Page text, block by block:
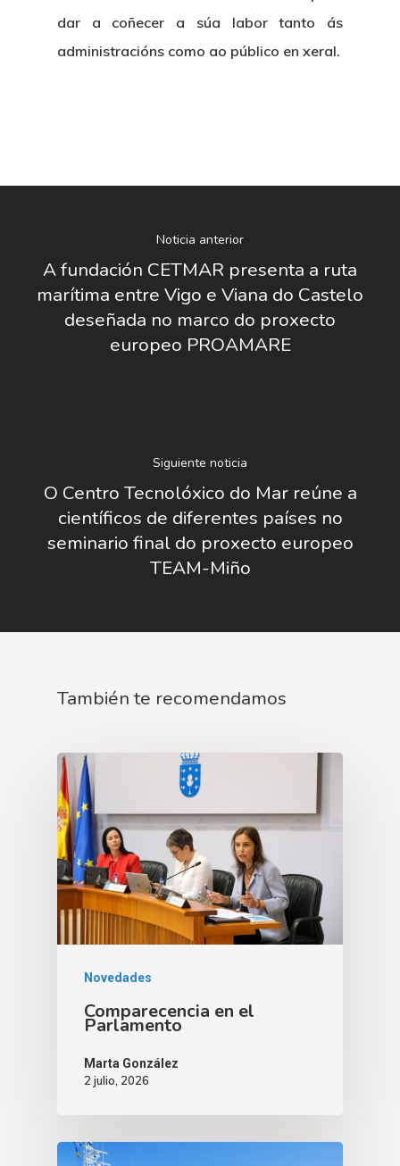
dar a coñecer a súa labor tanto ás
administracións como ao público en xeral.
Noticia anterior
A fundación CETMAR presenta a ruta
marítima entre Vigo e Viana do Castelo
deseñada no marco do proxecto
europeo PROAMARE
Siguiente noticia
O Centro Tecnolóxico do Mar reúne a
científicos de diferentes países no
seminario final do proxecto europeo
TEAM-Miño
También te recomendamos
Novedades
Comparecencia en el
Parlamento
Marta González
2 julio, 2026
Nosotros
Organización
Novedades
Memoria
Centro De
Boletín De Noticias
Empleo
Licitaciones
Gobierno
Plan De Igualdad